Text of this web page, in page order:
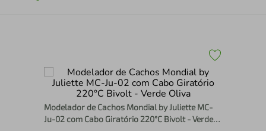
Modelador de Cachos Mondial by Juliette MC-
Ju-02 com Cabo Giratório 220°C Bivolt - Verde